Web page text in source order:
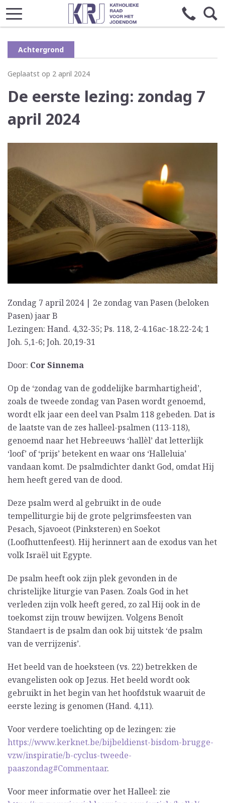
Achtergrond
Geplaatst op 2 april 2024
De eerste lezing: zondag 7
april 2024
Zondag 7 april 2024 | 2e zondag van Pasen (beloken
Pasen) jaar B
Lezingen: Hand. 4,32-35; Ps. 118, 2-4.16ac-18.22-24; 1
Joh. 5,1-6; Joh. 20,19-31
Door: Cor Sinnema
Op de ‘zondag van de goddelijke barmhartigheid’,
zoals de tweede zondag van Pasen wordt genoemd,
wordt elk jaar een deel van Psalm 118 gebeden. Dat is
de laatste van de zes halleel-psalmen (113-118),
genoemd naar het Hebreeuws ‘hallèl’ dat letterlijk
‘loof’ of ‘prijs’ betekent en waar ons ‘Halleluia’
vandaan komt. De psalmdichter dankt God, omdat Hij
hem heeft gered van de dood.
Deze psalm werd al gebruikt in de oude
tempelliturgie bij de grote pelgrimsfeesten van
Pesach, Sjavoeot (Pinksteren) en Soekot
(Loofhuttenfeest). Hij herinnert aan de exodus van het
volk Israël uit Egypte.
De psalm heeft ook zijn plek gevonden in de
christelijke liturgie van Pasen. Zoals God in het
verleden zijn volk heeft gered, zo zal Hij ook in de
toekomst zijn trouw bewijzen. Volgens Benoît
Standaert is de psalm dan ook bij uitstek ‘de psalm
van de verrijzenis’.
Het beeld van de hoeksteen (vs. 22) betrekken de
evangelisten ook op Jezus. Het beeld wordt ook
gebruikt in het begin van het hoofdstuk waaruit de
eerste lezing is genomen (Hand. 4,11).
Voor verdere toelichting op de lezingen: zie
https://www.kerknet.be/bijbeldienst-bisdom-brugge-
vzw/inspiratie/b-cyclus-tweede-
paaszondag#Commentaar.
Voor meer informatie over het Halleel: zie